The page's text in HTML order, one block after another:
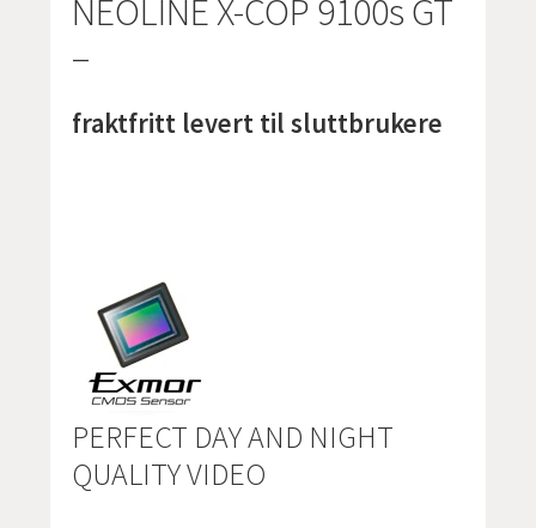
NEOLINE X-COP 9100s GT
–
fraktfritt levert til sluttbrukere
PERFECT DAY AND NIGHT
QUALITY VIDEO